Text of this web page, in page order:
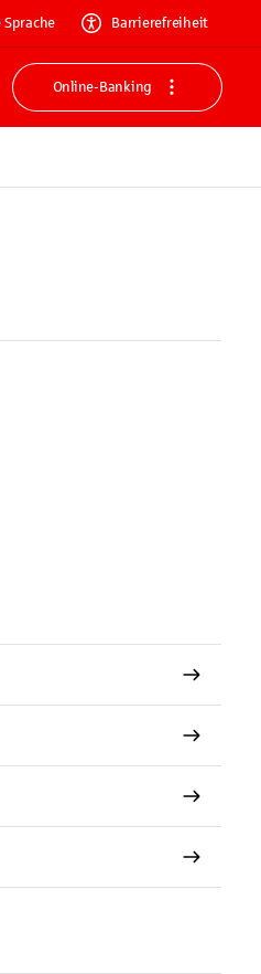
Sprache Barrierefreiheit
Online-Banking